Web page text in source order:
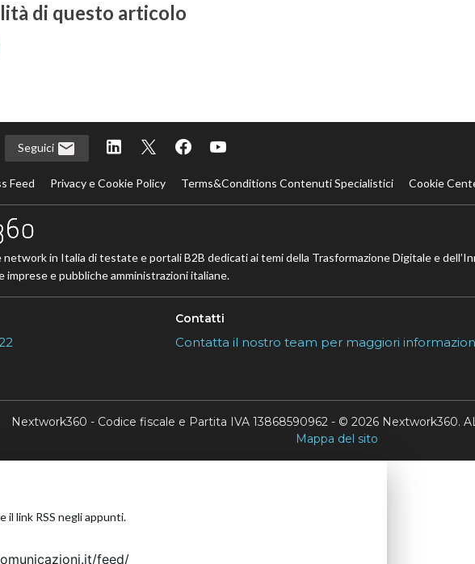
di questo articolo
Seguici
Feed Privacy e Cookie Policy Terms&Conditions Contenuti Specialistici Cookie
network in Italia di testate e portali B2B dedicati ai temi della Trasformazione Digitale e
e pubbliche amministrazioni italiane.
Contatti
Contatta il nostro team per maggiori
Nextwork360 - Codice fiscale e Partita IVA 13868590962 - © 2026 Nextwork360.
Mappa del sito
il link RSS negli appunti.